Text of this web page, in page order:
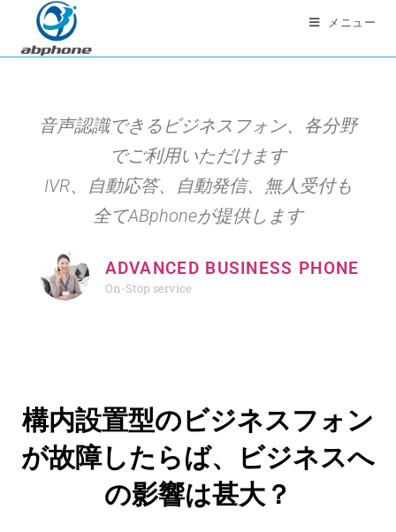
メニュー
音声認識できるビジネスフォン、各分野
でご利用いただけます
IVR、自動応答、自動発信、無人受付も
全てABphoneが提供します
ADVANCED BUSINESS PHONE
On-Stop service
構内設置型のビジネスフォン
が故障したらば、ビジネスへ
の影響は甚大？